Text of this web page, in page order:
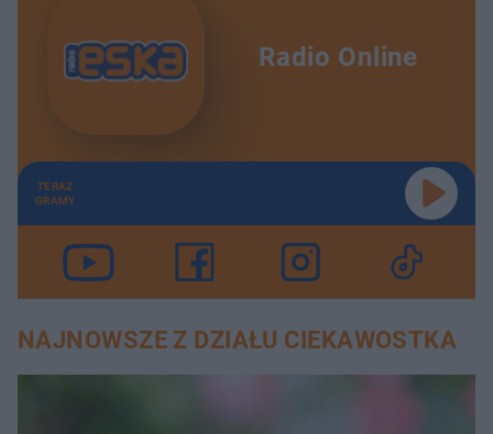
Radio Online
TERAZ
GRAMY
NAJNOWSZE Z DZIAŁU CIEKAWOSTKA